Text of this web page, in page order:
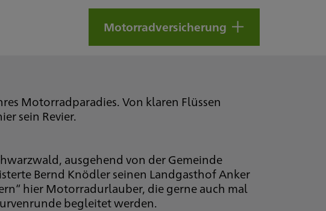
Motorradversicherung
Motorradparadies. Von klaren Flüssen
sein Revier.
ausgehend von der Gemeinde
Bernd Knödler seinen Landgasthof Anker
hier Motorradurlauber, die gerne auch mal
begleitet werden.